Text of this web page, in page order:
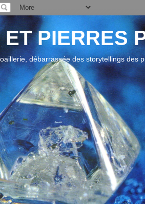
PIERRES
débarrassée des storytellings des